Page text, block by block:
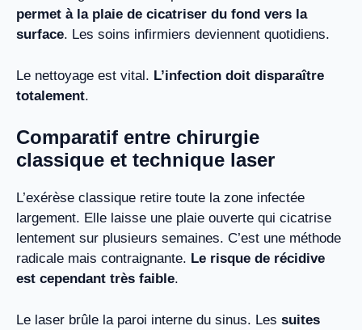
permet à la plaie de cicatriser du fond vers la
surface. Les soins infirmiers deviennent quotidiens.
Le nettoyage est vital. L’infection doit disparaître
totalement.
Comparatif entre chirurgie
classique et technique laser
L’exérèse classique retire toute la zone infectée
largement. Elle laisse une plaie ouverte qui cicatrise
lentement sur plusieurs semaines. C’est une méthode
radicale mais contraignante. Le risque de récidive
est cependant très faible.
Le laser brûle la paroi interne du sinus. Les suites